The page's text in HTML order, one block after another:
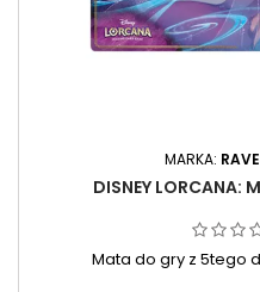
MARKA:
DISNEY LORCANA:
Mata do gry z 5tego